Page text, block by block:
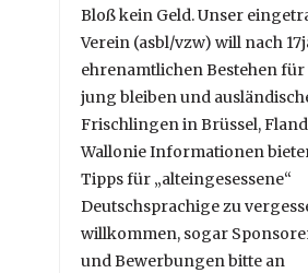
Bloß kein Geld. Unser
Verein (asbl/vzw) will nach
ehrenamtlichen Bestehen für
jung bleiben und
Frischlingen in Brüssel,
Wallonie Informationen
Tipps für „alteingesessene“
Deutschsprachige zu
willkommen, sogar
und Bewerbungen bitte an